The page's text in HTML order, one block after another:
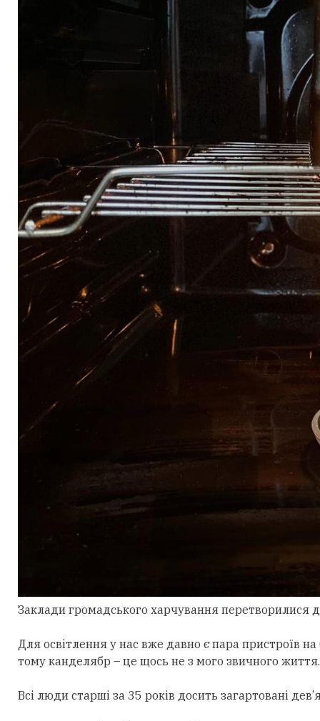
Заклади громадського харчування перетворилися
Для освітлення у нас вже давно є пара пристроїв
тому канделябр – це щось не з мого звичного
Всі люди старші за 35 років досить загартовані